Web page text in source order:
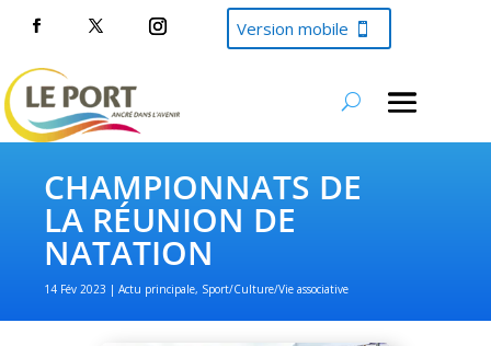
Version mobile
CHAMPIONNATS DE
LA RÉUNION DE
NATATION
14 Fév 2023 Actu principale, Sport/Culture/Vie associative